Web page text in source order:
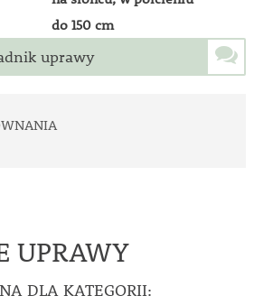
do 150 cm
uprawy
UPRAWY
DLA KATEGORII: